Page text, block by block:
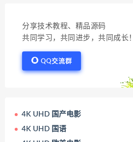
分享技术教程、精品源码
共同学习，共同进步，共同成长！
QQ交流群
4K UHD 国产电影
4K UHD 国语